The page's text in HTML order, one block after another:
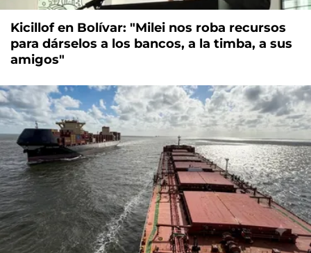
Kicillof en Bolívar: "Milei nos roba recursos
para dárselos a los bancos, a la timba, a sus
amigos"